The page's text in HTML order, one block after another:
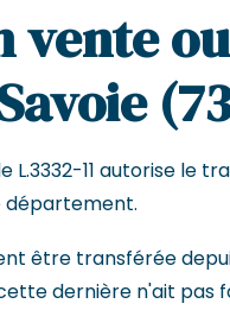
vente ou
L.3332-11 autorise le
département.
être transférée
dernière n'ait pas